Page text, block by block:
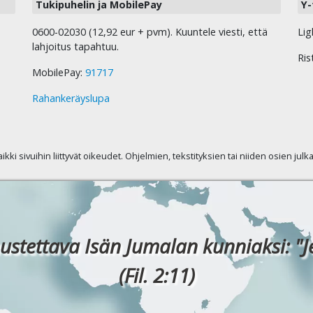
Tukipuhelin ja MobilePay
0600-02030 (12,92 eur + pvm). Kuuntele viesti, että
lahjoitus tapahtuu.
MobilePay: 91717
Rahankeräyslupa
sivuihin liittyvät oikeudet. Ohjelmien, tekstityksien tai niiden osien
Isän Jumalan kunniaksi:
(Fil. 2:11)